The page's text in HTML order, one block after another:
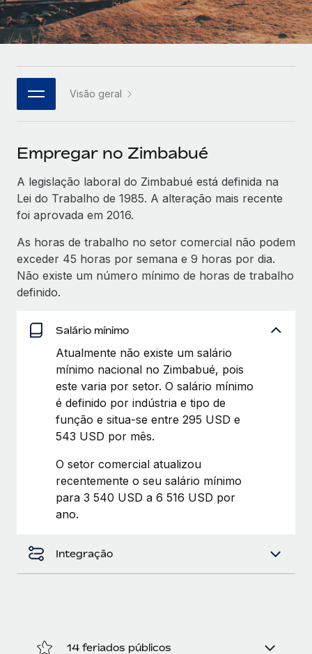
Português (Portugal)
日本語
한국어
中文（简体）
Visão geral
Empregar no Zimbabué
A legislação laboral do Zimbabué está definida na
Lei do Trabalho de 1985. A alteração mais recente
foi aprovada em 2016.
As horas de trabalho no setor comercial não podem
exceder 45 horas por semana e 9 horas por dia.
Não existe um número mínimo de horas de trabalho
definido.
Salário mínimo
Atualmente não existe um salário
mínimo nacional no Zimbabué, pois
este varia por setor. O salário mínimo
é definido por indústria e tipo de
função e situa-se entre 295 USD e
543 USD por mês.
O setor comercial atualizou
recentemente o seu salário mínimo
para 3 540 USD a 6 516 USD por
ano.
Integração
14 feriados públicos